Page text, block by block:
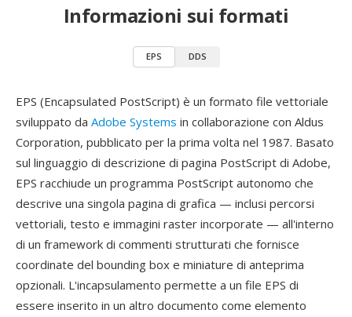
Informazioni sui formati
EPS DDS
EPS (Encapsulated PostScript) è un formato file vettoriale
sviluppato da Adobe Systems in collaborazione con Aldus
Corporation, pubblicato per la prima volta nel 1987. Basato
sul linguaggio di descrizione di pagina PostScript di Adobe,
EPS racchiude un programma PostScript autonomo che
descrive una singola pagina di grafica — inclusi percorsi
vettoriali, testo e immagini raster incorporate — all'interno
di un framework di commenti strutturati che fornisce
coordinate del bounding box e miniature di anteprima
opzionali. L'incapsulamento permette a un file EPS di
essere inserito in un altro documento come elemento